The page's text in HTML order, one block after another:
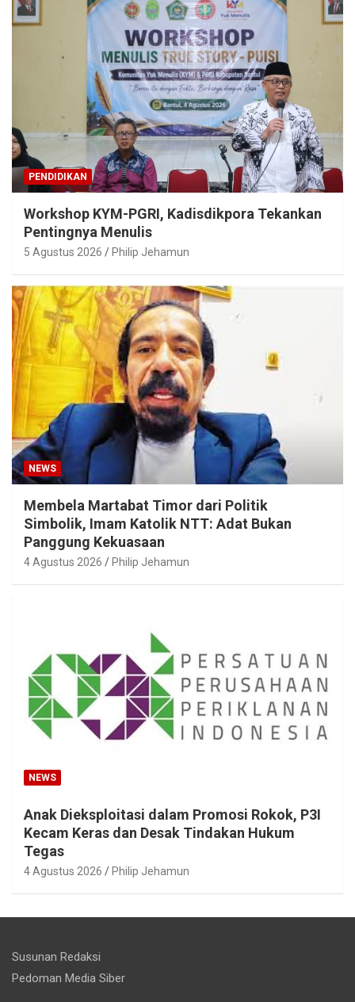
PENDIDIKAN
Workshop KYM-PGRI, Kadisdikpora Tekankan
Pentingnya Menulis
5 Agustus 2026 Philip Jehamun
NEWS
Membela Martabat Timor dari Politik
Simbolik, Imam Katolik NTT: Adat Bukan
Panggung Kekuasaan
4 Agustus 2026 Philip Jehamun
NEWS
Anak Dieksploitasi dalam Promosi Rokok, P3I
Kecam Keras dan Desak Tindakan Hukum
Tegas
4 Agustus 2026 Philip Jehamun
Susunan Redaksi
Pedoman Media Siber